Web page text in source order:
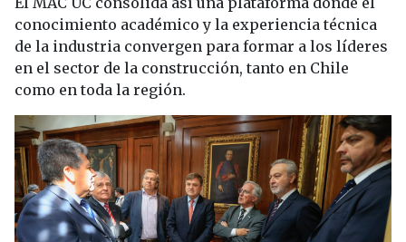
conocimiento académico y la experiencia técnica
de la industria convergen para formar a los líderes
en el sector de la construcción, tanto en Chile
como en toda la región.